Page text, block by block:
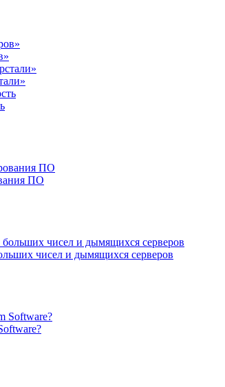
ПО
чисел и дымящихся серверов